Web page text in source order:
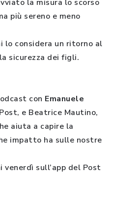
la misura lo scorso
più sereno e meno
lo considera un ritorno al
sicurezza dei figli.
con Emanuele
e Beatrice Mautino,
aiuta a capire la
impatto ha sulle nostre
sull’app del Post